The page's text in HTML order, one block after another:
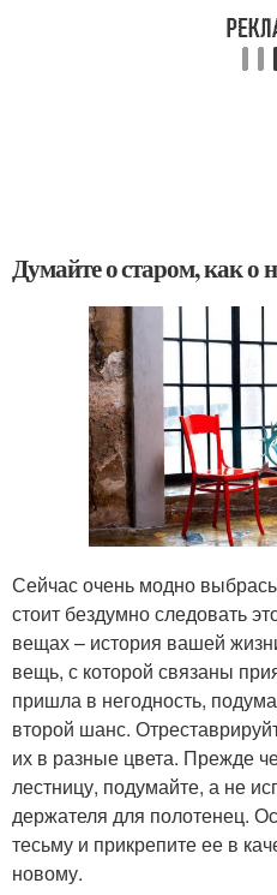
Думайте о старом, как о
Сейчас очень модно
стоит бездумно следовать
вещах – история вашей
вещь, с которой связаны
пришла в негодность,
второй шанс.
их в разные цвета. Прежде
лестницу, подумайте, а не
держателя для полотенец.
тесьму и прикрепите ее в
новому.